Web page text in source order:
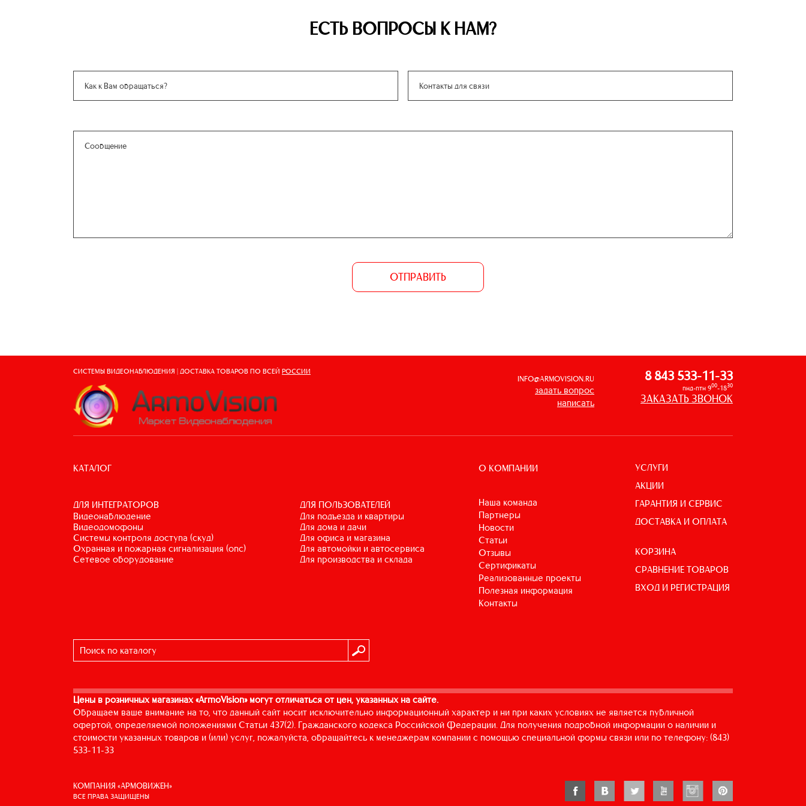
ЕСТЬ ВОПРОСЫ К НАМ?
ОТПРАВИТЬ
СИСТЕМЫ ВИДЕОНАБЛЮДЕНИЯ | ДОСТАВКА ТОВАРОВ ПО ВСЕЙ РОССИИ
INFO@ARMOVISION.RU
задать вопрос
написать
8 843 533-11-33
пнд-птн 900-1830
ЗАКАЗАТЬ ЗВОНОК
КАТАЛОГ
ДЛЯ ИНТЕГРАТОРОВ
видеонаблюдение
видеодомофоны
системы контроля доступа (скуд)
охранная и пожарная сигнализация (опс)
сетевое оборудование
ДЛЯ ПОЛЬЗОВАТЕЛЕЙ
для подъезда и квартиры
для дома и дачи
для офиса и магазина
для автомойки и автосервиса
для производства и склада
О КОМПАНИИ
Наша команда
Партнеры
Новости
Статьи
Отзывы
Сертификаты
Реализованные проекты
Полезная информация
Контакты
УСЛУГИ
АКЦИИ
ГАРАНТИЯ И СЕРВИС
ДОСТАВКА И ОПЛАТА
КОРЗИНА
СРАВНЕНИЕ ТОВАРОВ
ВХОД И РЕГИСТРАЦИЯ
Цены в розничных магазинах «ArmoVision» могут отличаться от цен, указанных на сайте.
Обращаем ваше внимание на то, что данный сайт носит исключительно информационный характер и ни при каких условиях не является публичной
офертой, определяемой положениями Статьи 437(2). Гражданского кодекса Российской Федерации. Для получения подробной информации о наличии и
стоимости указанных товаров и (или) услуг, пожалуйста, обращайтесь к менеджерам компании с помощью специальной формы связи или по телефону: (843)
533-11-33
КОМПАНИЯ «АРМОВИЖЕН»
ВСЕ ПРАВА ЗАЩИЩЕНЫ